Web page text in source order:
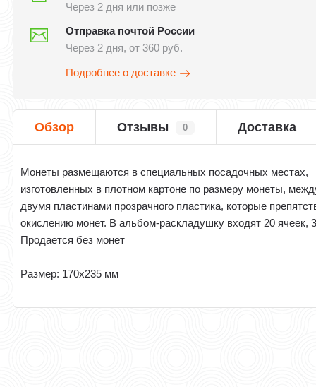
Через 2 дня или позже
Отправка почтой России
Через 2 дня, от 360 руб.
Подробнее о доставке
Обзор Отзывы 0 Доставка
Монеты размещаются в специальных посадочных местах,
изготовленных в плотном картоне по размеру монеты,
двумя пластинами прозрачного пластика, которые
окислению монет. В альбом-раскладушку входят 20 ячеек,
Продается без монет
Размер: 170х235 мм